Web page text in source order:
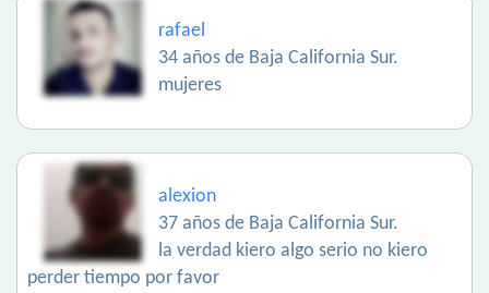
rafael
34 años de Baja California Sur.
mujeres
alexion
37 años de Baja California Sur.
la verdad kiero algo serio no kiero
perder tiempo por favor